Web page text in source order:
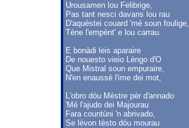
Urousamen lou Felibrige,
Pas tant nesci davans lou rau
D'aquéstei couard 'mé soun foulige,
Tène l'empènt' e lou carrau.
E bonàdi leis aparaire
De nouesto vieio Lèngo d'O
Que Mistral soun empuraire,
N'en enaussè l'ime dei mot,
L'obro dóu Mèstre pèr d'annado
'Mé l'ajudo dei Majourau
Fara countùni 'n abrivado,
Se lèvon tèsto dóu mourau